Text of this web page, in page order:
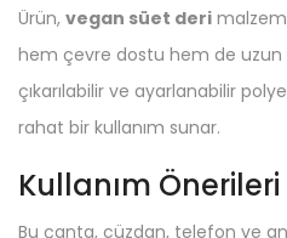
Ürün, vegan süet deri
hem çevre dostu hem de uzun
çıkarılabilir ve ayarlanabilir
rahat bir kullanım sunar.
Kullanım Önerileri
Bu çanta, cüzdan, telefon ve